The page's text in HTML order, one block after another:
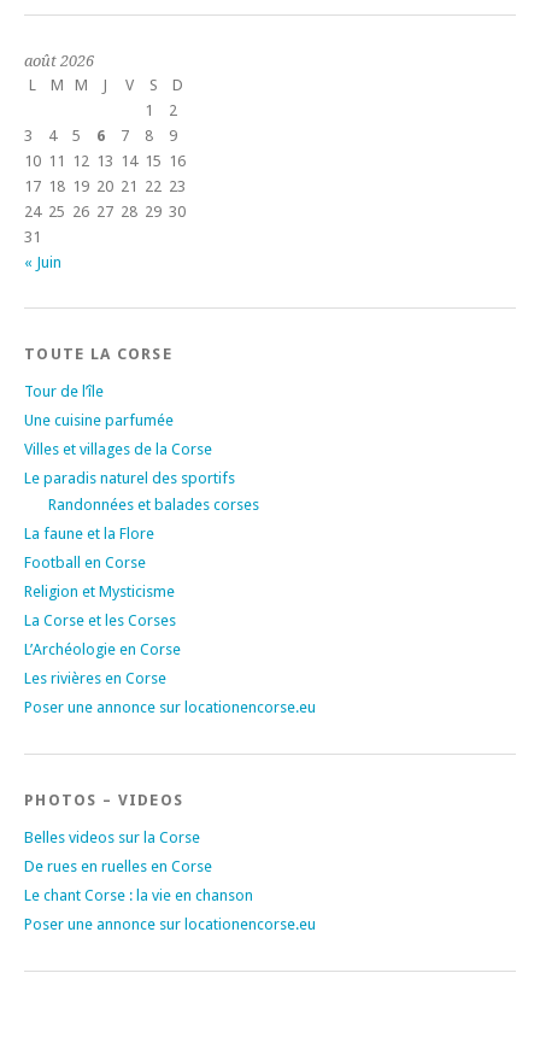
août 2026
L
M M J V S
D
1
2
3
4 5 6 7 8
9
10 11 12 13 14 15 16
17 18 19 20 21 22 23
24 25 26 27 28 29 30
31
« Juin
TOUTE LA CORSE
Tour de l’île
Une cuisine parfumée
Villes et villages de la Corse
Le paradis naturel des sportifs
Randonnées et balades corses
La faune et la Flore
Football en Corse
Religion et Mysticisme
La Corse et les Corses
L’Archéologie en Corse
Les rivières en Corse
Poser une annonce sur locationencorse.eu
PHOTOS – VIDEOS
Belles videos sur la Corse
De rues en ruelles en Corse
Le chant Corse : la vie en chanson
Poser une annonce sur locationencorse.eu